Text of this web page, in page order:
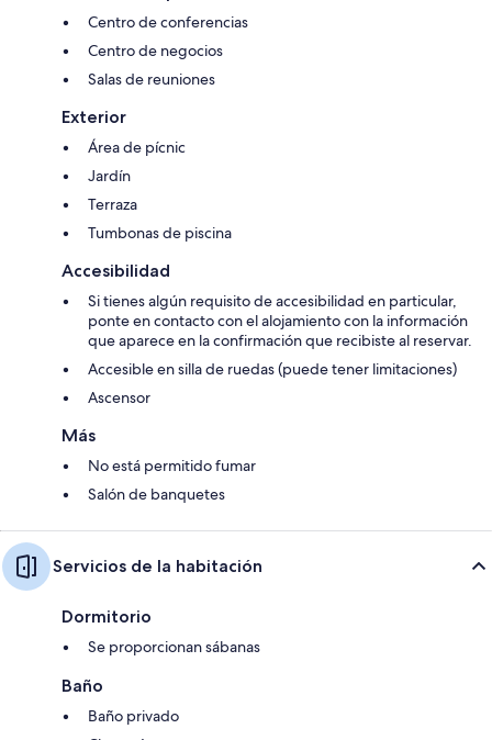
Centro de conferencias
Centro de negocios
Salas de reuniones
Exterior
Área de pícnic
Jardín
Terraza
Tumbonas de piscina
Accesibilidad
Si tienes algún requisito de accesibilidad en particular,
ponte en contacto con el alojamiento con la información
que aparece en la confirmación que recibiste al reservar.
Accesible en silla de ruedas (puede tener limitaciones)
Ascensor
Más
No está permitido fumar
Salón de banquetes
Servicios de la habitación
Dormitorio
Se proporcionan sábanas
Baño
Baño privado